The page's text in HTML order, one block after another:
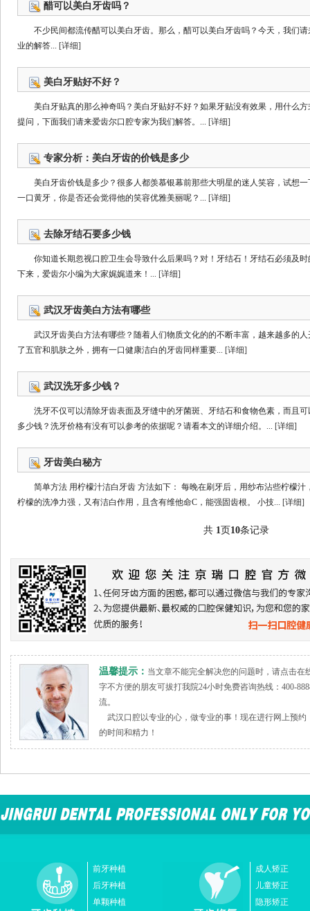
醋可以美白牙齿吗？
不少民间都流传醋可以美白牙齿。那么，醋可以美白牙齿吗？今天，我们
业的解答... [详细]
美白牙贴好不好？
美白牙贴真的那么神奇吗？美白牙贴好不好？如果牙贴没有效果，用什么
提问，下面我们请来爱齿尔口腔专家为我们解答。... [详细]
专家分析：美白牙齿的价钱是多少
美白牙齿价钱是多少？很多人都羡慕银幕前那些大明星的迷人笑容，试想
一口黄牙，你是否还会觉得他的笑容优雅美丽呢？... [详细]
去除牙结石要多少钱
你知道长期忽视口腔卫生会导致什么后果吗？对！牙结石！牙结石必须及
下来，爱齿尔小编为大家娓娓道来！... [详细]
武汉牙齿美白方法有哪些
武汉牙齿美白方法有哪些？随着人们物质文化的的不断丰富，越来越多的
了五官和肌肤之外，拥有一口健康洁白的牙齿同样重要... [详细]
武汉洗牙多少钱？
洗牙不仅可以清除牙齿表面及牙缝中的牙菌斑、牙结石和食物色素，而且
多少钱？洗牙价格有没有可以参考的依据呢？请看本文的详细介绍。... [详细]
牙齿美白秘方
简单方法 用柠檬汁洁白牙齿 方法如下： 每晚在刷牙后，用纱布沾些柠檬
柠檬的洗净力强，又有洁白作用，且含有维他命C，能强固齿根。 小技... [详细]
共 1页10条记录
温馨提示： 当文章不能完全解决您的问题时，请点击
字不方便的朋友可拔打我院24小时免费咨询热线：400-
流。
武汉口腔以专业的心，做专业的事！现在进行网上预约
的时间和精力！
前牙种植
后牙种植
单颗种植
成人矫正
儿童矫正
隐形矫正